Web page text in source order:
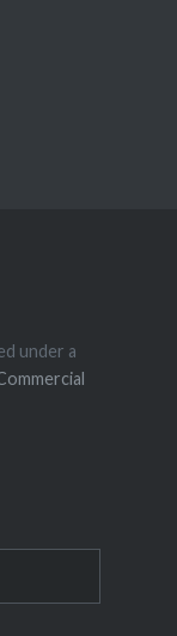
under a